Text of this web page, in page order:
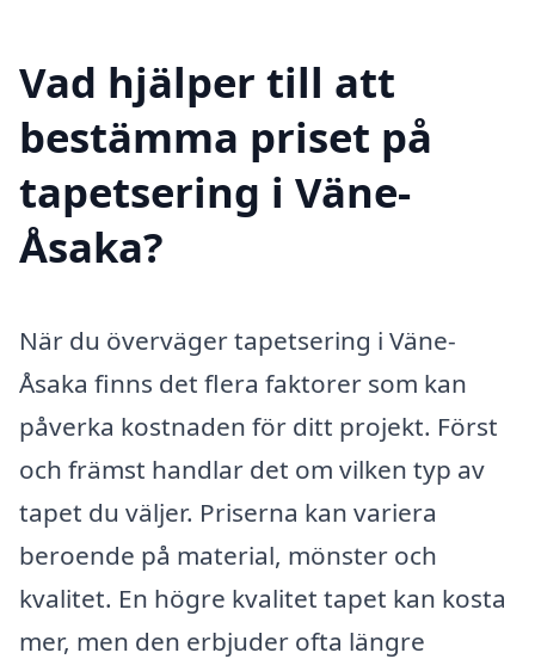
Vad hjälper till att
bestämma priset på
tapetsering i Väne-
Åsaka?
När du överväger tapetsering i Väne-
Åsaka finns det flera faktorer som kan
påverka kostnaden för ditt projekt. Först
och främst handlar det om vilken typ av
tapet du väljer. Priserna kan variera
beroende på material, mönster och
kvalitet. En högre kvalitet tapet kan kosta
mer, men den erbjuder ofta längre